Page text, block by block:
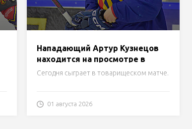
Нападающий Артур Кузнецов
находится на просмотре в
«Лиде»
Сегодня сыграет в товарищеском матче.
01 августа 2026